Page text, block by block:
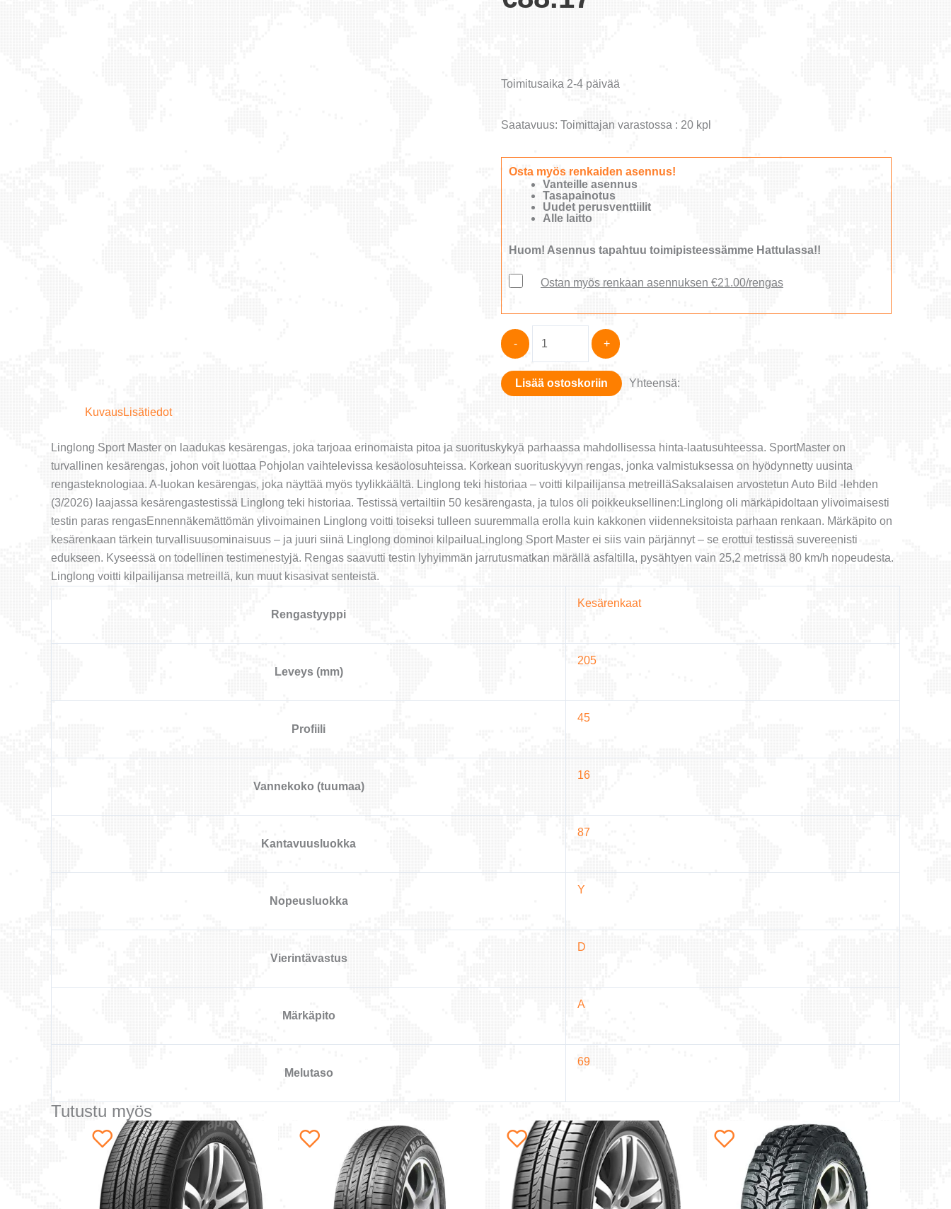
Toimitusaika 2-4 päivää
Saatavuus: Toimittajan varastossa : 20 kpl
Osta myös renkaiden asennus!
Vanteille asennus
Tasapainotus
Uudet perusventtiilit
Alle laitto
Huom! Asennus tapahtuu toimipisteessämme Hattulassa!!
Ostan myös renkaan asennuksen €21.00/rengas
-
Master
TESTISENSAATIO!
määrä
+
Lisää ostoskoriin Yhteensä:
KuvausLisätiedot
Linglong Sport Master on laadukas kesärengas, joka tarjoaa erinomaista pitoa ja suorituskykyä parhaassa mahdollisessa hinta-laatusuhteessa. SportMaster on
turvallinen kesärengas, johon voit luottaa Pohjolan vaihtelevissa kesäolosuhteissa. Korkean suorituskyvyn rengas, jonka valmistuksessa on hyödynnetty uusinta
rengasteknologiaa. A-luokan kesärengas, joka näyttää myös tyylikkäältä. Linglong teki historiaa – voitti kilpailijansa metreilläSaksalaisen arvostetun Auto Bild -lehden
(3/2026) laajassa kesärengastestissä Linglong teki historiaa. Testissä vertailtiin 50 kesärengasta, ja tulos oli poikkeuksellinen:Linglong oli märkäpidoltaan ylivoimaisesti
testin paras rengasEnnennäkemättömän ylivoimainen Linglong voitti toiseksi tulleen suuremmalla erolla kuin kakkonen viidenneksitoista parhaan renkaan. Märkäpito on
kesärenkaan tärkein turvallisuusominaisuus – ja juuri siinä Linglong dominoi kilpailuaLinglong Sport Master ei siis vain pärjännyt – se erottui testissä suvereenisti
edukseen. Kyseessä on todellinen testimenestyjä. Rengas saavutti testin lyhyimmän jarrutusmatkan märällä asfaltilla, pysähtyen vain 25,2 metrissä 80 km/h nopeudesta.
Linglong voitti kilpailijansa metreillä, kun muut kisasivat senteistä.
Rengastyyppi
Kesärenkaat
Leveys (mm)
205
Profiili
45
Vannekoko (tuumaa)
16
Kantavuusluokka
87
Nopeusluokka
Y
Vierintävastus
D
Märkäpito
A
Melutaso
69
Tutustu myös